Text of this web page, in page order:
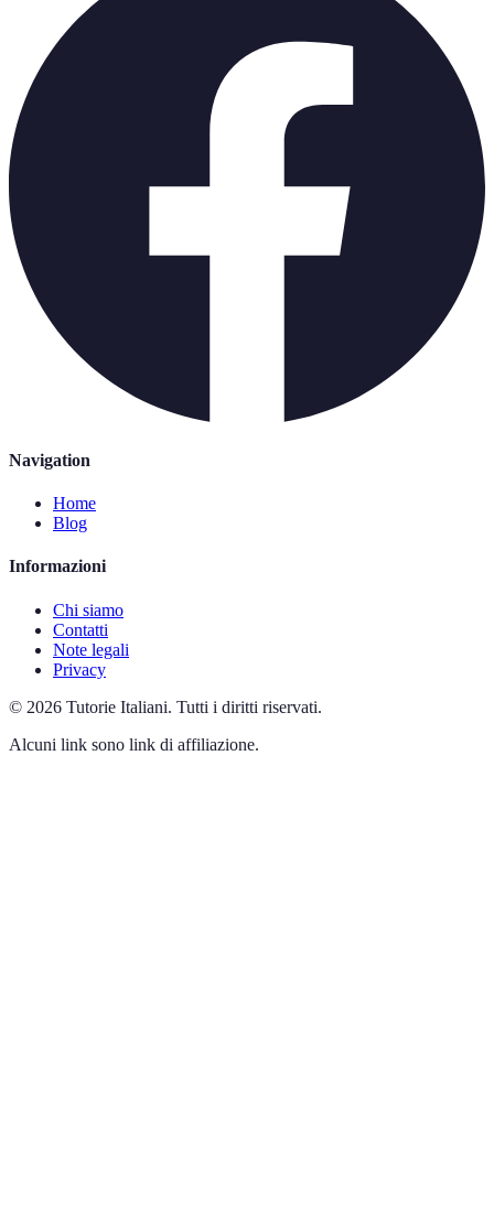
Navigation
Home
Blog
Informazioni
Chi siamo
Contatti
Note legali
Privacy
© 2026 Tutorie Italiani. Tutti i diritti riservati.
Alcuni link sono link di affiliazione.